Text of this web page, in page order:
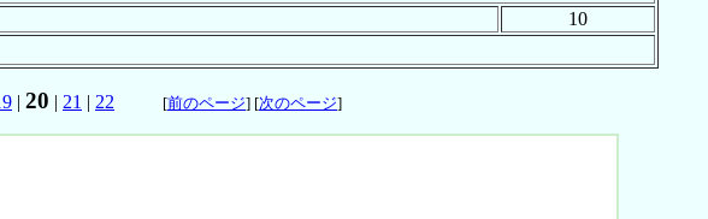
10
| 20 | 21 | 22 [前のページ] [次のページ]